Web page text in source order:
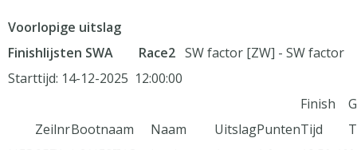
Voorlopige uitslag
Finishlijsten SWA
Race2 SW factor [ZW] - SW factor
Starttijd: 14-12-2025 12:00:00
Finish
ZeilnrBootnaam Naam UitslagPuntenTijd